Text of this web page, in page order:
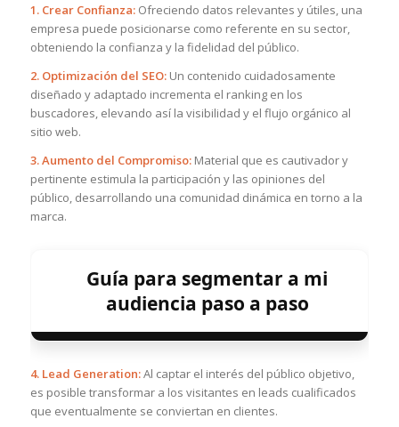
1. Crear Confianza:Ofreciendo datos relevantes y útiles, una
empresa puede posicionarse como referente en su sector,
obteniendo la confianza y la fidelidad del público.
2. Optimización del SEO:Un contenido cuidadosamente
diseñado y adaptado incrementa el ranking en los
buscadores, elevando así la visibilidad y el flujo orgánico al
sitio web.
3. Aumento del Compromiso:Material que es cautivador y
pertinente estimula la participación y las opiniones del
público, desarrollando una comunidad dinámica en torno a la
marca.
Guía para segmentar a mi
audiencia paso a paso
4. Lead Generation:Al captar el interés del público objetivo,
es posible transformar a los visitantes en leads cualificados
que eventualmente se conviertan en clientes.